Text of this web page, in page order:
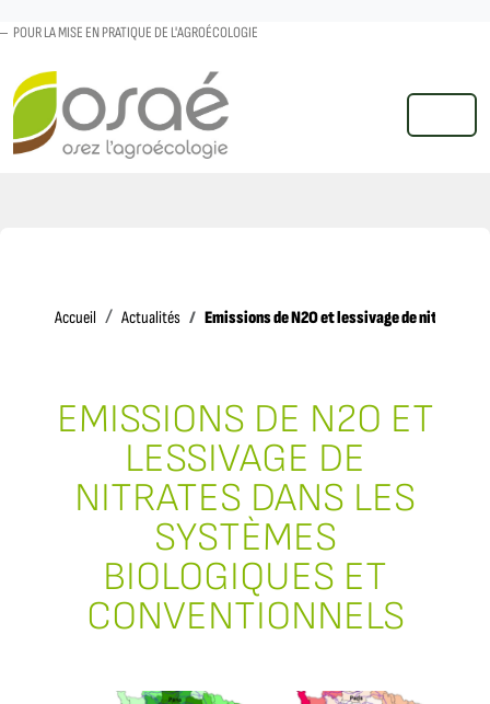
POUR LA MISE EN PRATIQUE DE L'AGROÉCOLOGIE
MENU
Accueil AccueilActualités Emissions de N2O et lessivage de nitrates
EMISSIONS DE N2O ET
LESSIVAGE DE
NITRATES DANS LES
SYSTÈMES
BIOLOGIQUES ET
CONVENTIONNELS